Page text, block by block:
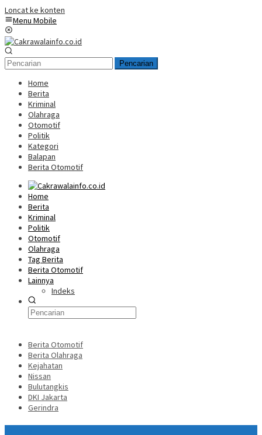
Loncat ke konten
Menu Mobile
Pencarian
Home
Berita
Kriminal
Olahraga
Otomotif
Politik
Kategori
Balapan
Berita Otomotif
Home
Berita
Kriminal
Politik
Otomotif
Olahraga
Tag Berita
Berita Otomotif
Lainnya
Indeks
Berita Otomotif
Berita Olahraga
Kejahatan
Nissan
Bulutangkis
DKI Jakarta
Gerindra